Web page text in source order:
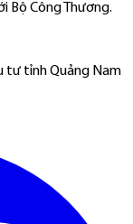
Bộ Công Thương.
tư tỉnh Quảng Nam